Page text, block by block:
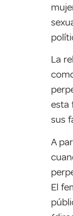
La
esta
sus
A
El